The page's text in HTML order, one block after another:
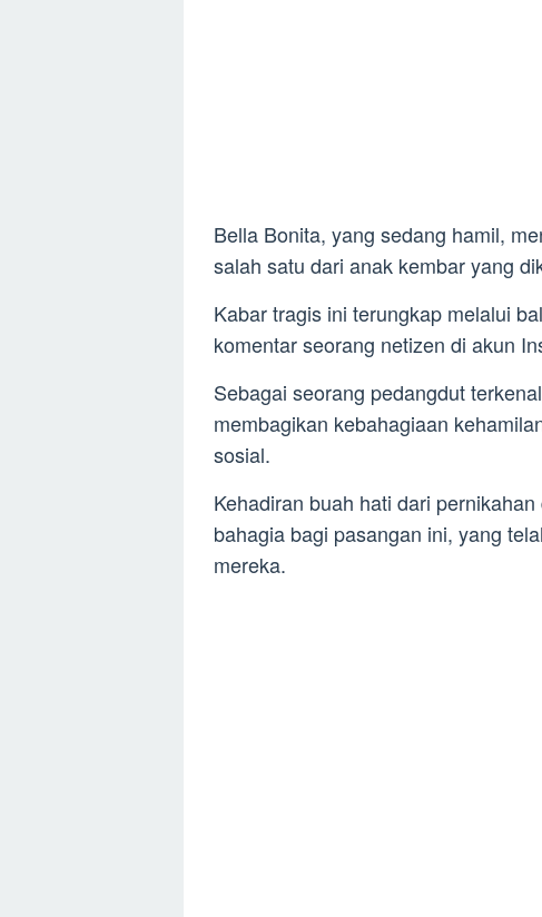
Bella Bonita, yang sedang hamil,
salah satu dari anak kembar yang
Kabar tragis ini terungkap melalui
komentar seorang netizen di akun
Sebagai seorang pedangdut
membagikan kebahagiaan
sosial.
Kehadiran buah hati dari
bahagia bagi pasangan ini, yang
mereka.